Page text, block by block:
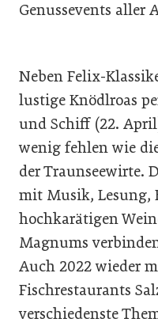
Genussevents aller
Neben Felix-
lustige Knödlroas
und Schiff (22.
wenig fehlen wie
der Traunseewirte.
mit Musik, Lesung,
hochkarätigen
Magnums
Auch 2022 wieder
Fischrestaurants
verschiedenste